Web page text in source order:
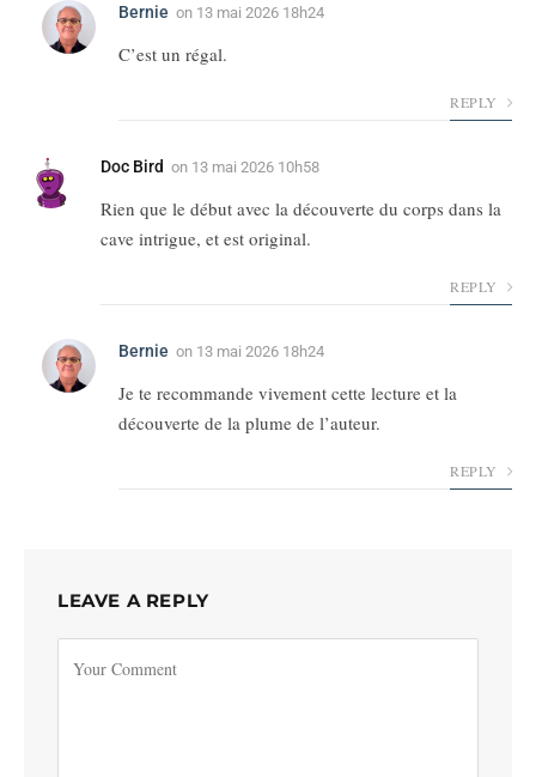
Bernie on 13 mai 2026 18h24
C’est un régal.
REPLY
Doc Bird on 13 mai 2026 10h58
Rien que le début avec la découverte du corps dans la
cave intrigue, et est original.
REPLY
Bernie on 13 mai 2026 18h24
Je te recommande vivement cette lecture et la
découverte de la plume de l’auteur.
REPLY
LEAVE A REPLY